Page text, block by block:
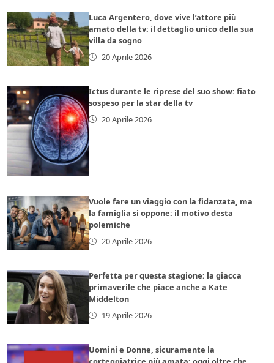
Luca Argentero, dove vive l’attore più
amato della tv: il dettaglio unico della sua
villa da sogno
20 Aprile 2026
Ictus durante le riprese del suo show: fiato
sospeso per la star della tv
20 Aprile 2026
Vuole fare un viaggio con la fidanzata, ma
la famiglia si oppone: il motivo desta
polemiche
20 Aprile 2026
Perfetta per questa stagione: la giacca
primaverile che piace anche a Kate
Middelton
19 Aprile 2026
Uomini e Donne, sicuramente la